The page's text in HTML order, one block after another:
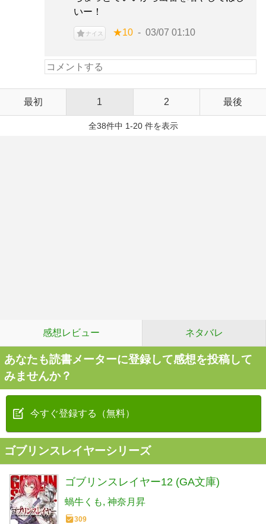
いー！
ナイス ★10 03/07 01:10
最初 1 2 最後
全38件中 1-20 件を表示
感想レビュー ネタバレ
あなたも読書メーターに登録して感想を投稿して
みませんか？
今すぐ登録する（無料）
ゴブリンスレイヤーシリーズ
ゴブリンスレイヤー12 (GA文庫)
蝸牛くも 神奈月昇
309